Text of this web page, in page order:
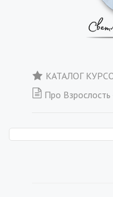
КАТАЛОГ
Про Взрослость -